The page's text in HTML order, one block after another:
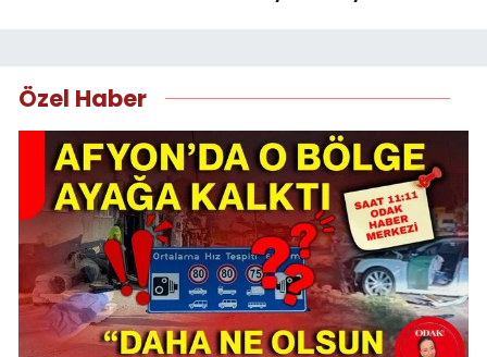
Özel Haber